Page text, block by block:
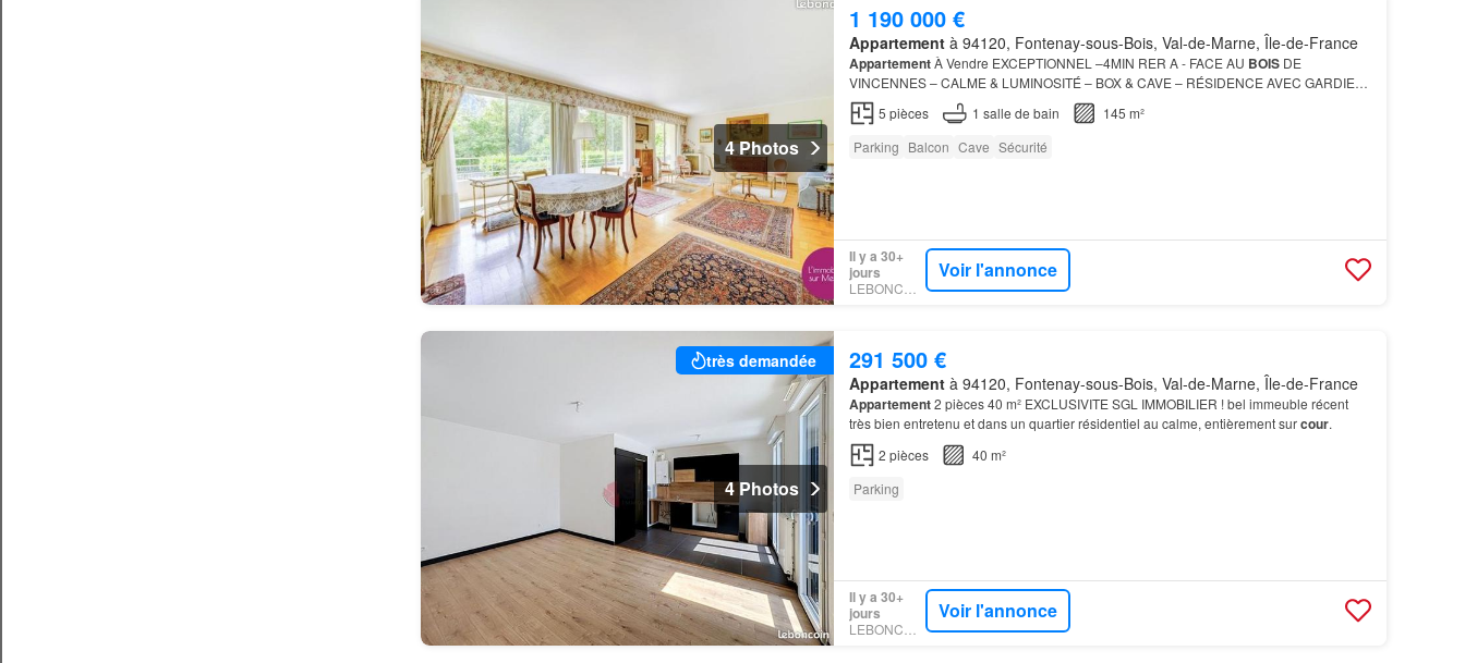
4 Photos
1 190 000 €
Appartementà 94120, Fontenay-sous-Bois, Val-de-Marne, Île-de-France
AppartementÀ Vendre EXCEPTIONNEL –4MIN RER A - FACE AU BOISDE
VINCENNES – CALME & LUMINOSITÉ – BOX & CAVE – RÉSIDENCE AVEC GARDIEN
- À l'orée du
De nombreux rangements intégrés et des aménagements sur mesure
viennent c…
5 pièces 1 salle de bain
145 m²
Parking Balcon Cave Sécurité
Il y a 30+
jours
Voir l'annonce
très demandée
4 Photos
291 500 €
Appartementà 94120, Fontenay-sous-Bois, Val-de-Marne, Île-de-France
Appartement2 pièces 40 m² EXCLUSIVITE SGL IMMOBILIER ! bel immeuble récent
très bien entretenu et dans un quartier résidentiel au calme, entièrement surcour.
2 pièces
40 m²
Parking
Il y a 30+
jours
Voir l'annonce